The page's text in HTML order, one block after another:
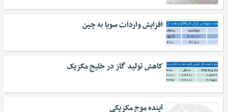
افزایش واردات سویا به چین
کاهش تولید گاز در خلیج مکزیک
آینده موج مکزیکی